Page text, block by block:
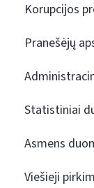
Korupcijos
Pranešėjų
Statistiniai
Asmens
Viešieji